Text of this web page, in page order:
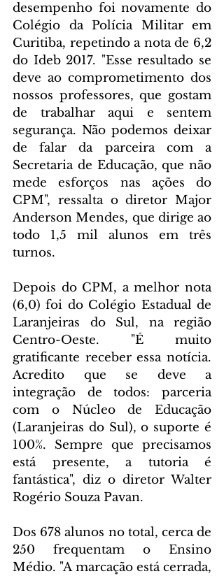
desempenho foi novamente do
Colégio da Polícia Militar em
Curitiba, repetindo a nota de 6,2
do Ideb 2017. "Esse resultado se
deve ao comprometimento dos
nossos professores, que gostam
de trabalhar aqui e sentem
segurança. Não podemos deixar
de falar da parceira com a
Secretaria de Educação, que não
mede esforços nas ações do
CPM", ressalta o diretor Major
Anderson Mendes, que dirige ao
todo 1,5 mil alunos em três
turnos.
Depois do CPM, a melhor nota
(6,0) foi do Colégio Estadual de
Laranjeiras do Sul, na região
Centro-Oeste. "É muito
gratificante receber essa notícia.
Acredito que se deve a
integração de todos: parceria
com o Núcleo de Educação
(Laranjeiras do Sul), o suporte é
100%. Sempre que precisamos
está presente, a tutoria é
fantástica", diz o diretor Walter
Rogério Souza Pavan.
Dos 678 alunos no total, cerca de
250 frequentam o Ensino
Médio. "A marcação está cerrada,